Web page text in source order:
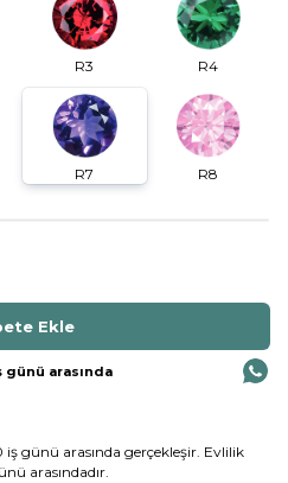
R3 R4
R7 R8
günü arasında
günü arasında gerçekleşir. Evlilik
arasındadır.